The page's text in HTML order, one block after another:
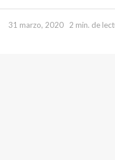
31 marzo, 2020 2 min. de